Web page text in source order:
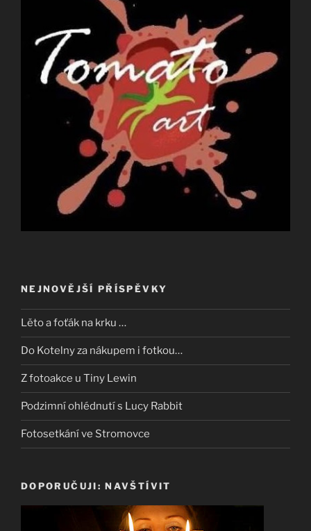
NEJNOVĚJŠÍ PŘÍSPĚVKY
Lěto a foťák na krku …
Do Kotelny za nákupem i fotkou…
Z fotoakce u Tiny Lewin
Podzimní ohlédnutí s Lucy Rabbit
Fotosetkání ve Stromovce
DOPORUČUJI: NAVŠTÍVIT